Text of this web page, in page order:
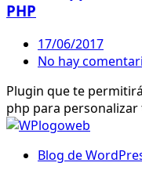
PHP
17/06/2017
No hay
Plugin que te
php para personalizar
Blog de